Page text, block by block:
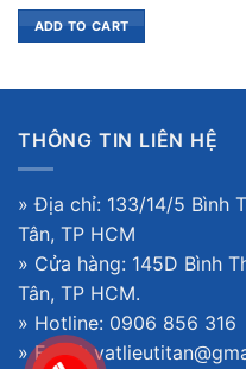
ADD TO CART
THÔNG TIN LIÊN HỆ
» Địa chỉ: 133/14/5 Bình
Tân, TP HCM
» Cửa hàng: 145D Bình
Tân, TP HCM.
» Hotline: 0906 856 316
» Email: